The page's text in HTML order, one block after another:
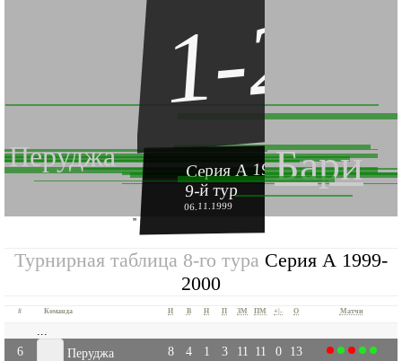
Перуджа Бари
1-2
Серия А 1999-2000
9-й тур
06.11.1999
''
Турнирная таблица 8-го тура Серия А 1999-
2000
# Команда И В Н П ЗМ ПМ +|- О Матчи
6
Перуджа 8 4 1 3 11 11 0
13